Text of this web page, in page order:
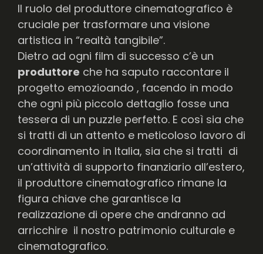
Il ruolo del produttore cinematografico è
cruciale per trasformare una visione
artistica in “realtà tangibile”.
Dietro ad ogni film di successo c’è un
produttore che ha saputo raccontare il
progetto emozioando , facendo in modo
che ogni più piccolo dettaglio fosse una
tessera di un puzzle perfetto. E così sia che
si tratti di un attento e meticoloso lavoro di
coordinamento in Italia, sia che si tratti di
un’attività di supporto finanziario all’estero,
il produttore cinematografico rimane la
figura chiave che garantisce la
realizzazione di opere che andranno ad
arricchire il nostro patrimonio culturale e
cinematografico.